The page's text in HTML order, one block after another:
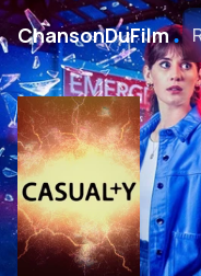
ChansonDuFilm․